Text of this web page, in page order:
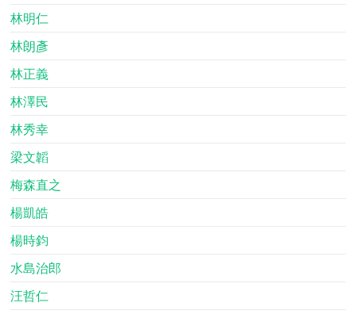
林明仁
林朗彥
林正義
林澤民
林秀幸
梁文韜
梅森直之
楊凱皓
楊時鈞
水島治郎
汪哲仁